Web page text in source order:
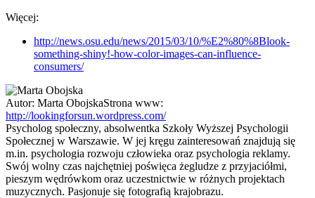
Więcej:
http://news.osu.edu/news/2015/03/10/%E2%80%8Blook-
something-shiny!-how-color-images-can-influence-
consumers/
Autor: Marta ObojskaStrona www:
http://lookingforsun.wordpress.com/
Psycholog społeczny, absolwentka Szkoły Wyższej Psychologii
Społecznej w Warszawie. W jej kręgu zainteresowań znajdują się
m.in. psychologia rozwoju człowieka oraz psychologia reklamy.
Swój wolny czas najchętniej poświęca żegludze z przyjaciółmi,
pieszym wędrówkom oraz uczestnictwie w różnych projektach
muzycznych. Pasjonuje się fotografią krajobrazu.